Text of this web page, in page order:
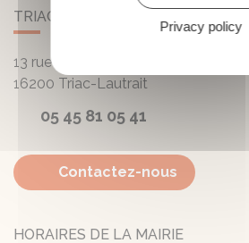
TRIAC-LAUTRAIT
13 rue de la Mairie - Lautrait
16200 Triac-Lautrait
05 45 81 05 41
Contactez-nous
HORAIRES DE LA MAIRIE
Privacy policy